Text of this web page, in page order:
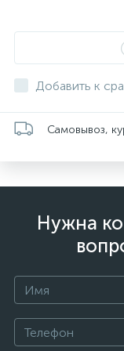
Добавить к
Самовывоз,
Нужна